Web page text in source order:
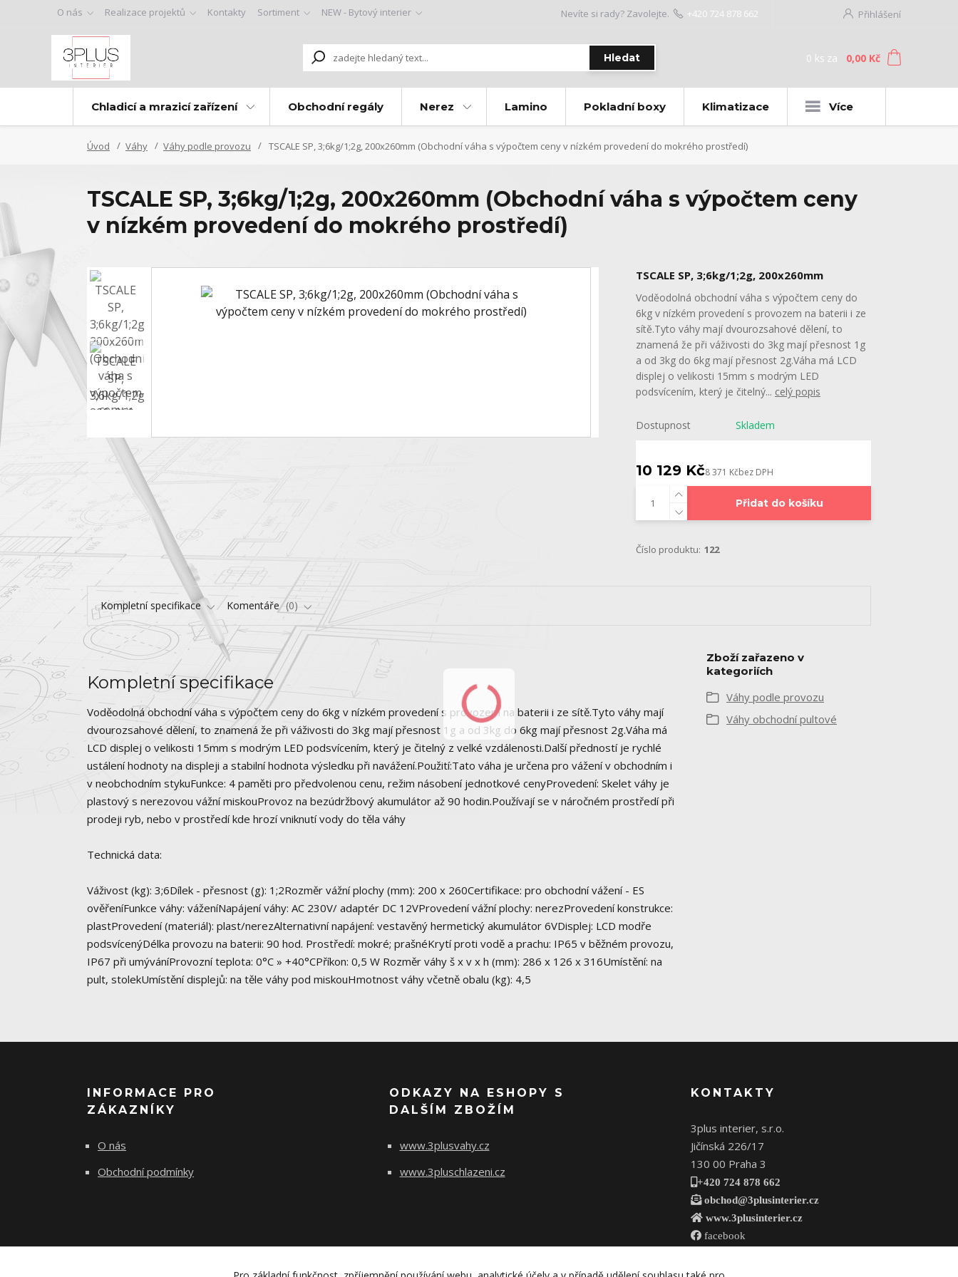
O nás Realizace projektů Kontakty Sortiment NEW - Bytový interier Přihlášení
Hledat
Nevíte si rady? Zavolejte. +420 724 878 662
0 ks za 0,00 Kč
Chladicí a mrazicí zařízení Obchodní regály Nerez Lamino Pokladní boxy Klimatizace Více
Úvod Váhy Váhy podle provozu TSCALE SP, 3;6kg/1;2g, 200x260mm (Obchodní váha s výpočtem ceny v nízkém provedení do mokrého prostředí)
TSCALE SP, 3;6kg/1;2g, 200x260mm (Obchodní váha s výpočtem ceny
v nízkém provedení do mokrého prostředí)
TSCALE SP, 3;6kg/1;2g, 200x260mm
Voděodolná obchodní váha s výpočtem ceny do
6kg v nízkém provedení s provozem na baterii i ze
sítě.Tyto váhy mají dvourozsahové dělení, to
znamená že při váživosti do 3kg mají přesnost 1g
a od 3kg do 6kg mají přesnost 2g.Váha má LCD
displej o velikosti 15mm s modrým LED
podsvícením, který je čitelný... celý popis
Dostupnost Skladem
10 129 Kč8 371 Kčbez DPH
Přidat do košíku
Číslo produktu: 122
Kompletní specifikace Komentáře 0
Kompletní specifikace
Voděodolná obchodní váha s výpočtem ceny do 6kg v nízkém provedení s provozem na baterii i ze sítě.Tyto váhy mají
dvourozsahové dělení, to znamená že při váživosti do 3kg mají přesnost 1g a od 3kg do 6kg mají přesnost 2g.Váha má
LCD displej o velikosti 15mm s modrým LED podsvícením, který je čitelný z velké vzdálenosti.Další předností je rychlé
ustálení hodnoty na displeji a stabilní hodnota výsledku při navážení.Použití:Tato váha je určena pro vážení v obchodním i
v neobchodním stykuFunkce: 4 paměti pro předvolenou cenu, režim násobení jednotkové cenyProvedení: Skelet váhy je
plastový s nerezovou vážní miskouProvoz na bezúdržbový akumulátor až 90 hodin.Používají se v náročném prostředí při
prodeji ryb, nebo v prostředí kde hrozí vniknutí vody do těla váhy
Technická data:
Váživost (kg): 3;6Dílek - přesnost (g): 1;2Rozměr vážní plochy (mm): 200 x 260Certifikace: pro obchodní vážení - ES
ověřeníFunkce váhy: váženíNapájení váhy: AC 230V/ adaptér DC 12VProvedení vážní plochy: nerezProvedení konstrukce:
plastProvedení (materiál): plast/nerezAlternativní napájení: vestavěný hermetický akumulátor 6VDisplej: LCD modře
podsvícenýDélka provozu na baterii: 90 hod. Prostředí: mokré; prašnéKrytí proti vodě a prachu: IP65 v běžném provozu,
IP67 při umýváníProvozní teplota: 0°C » +40°CPříkon: 0,5 W Rozměr váhy š x v x h (mm): 286 x 126 x 316Umístění: na
pult, stolekUmístění displejů: na těle váhy pod miskouHmotnost váhy včetně obalu (kg): 4,5
Zboží zařazeno v
kategoriích
Váhy podle provozu
Váhy obchodní pultové
INFORMACE PRO
ZÁKAZNÍKY
O nás
Obchodní podmínky
ODKAZY NA ESHOPY S
DALŠÍM ZBOŽÍM
www.3plusvahy.cz
www.3pluschlazeni.cz
KONTAKTY
3plus interier, s.r.o.
Jičínská 226/17
130 00 Praha 3
+420 724 878 662
obchod@3plusinterier.cz
www.3plusinterier.cz
facebook